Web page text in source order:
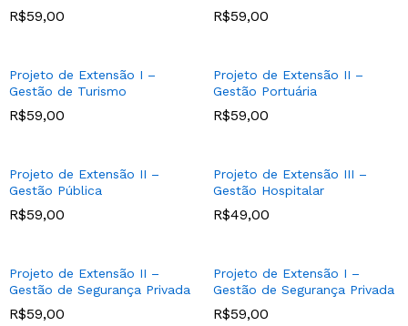
R$59,00 R$59,00
Projeto de Extensão I –
Gestão de Turismo
R$59,00
Projeto de Extensão II –
Gestão Portuária
R$59,00
Projeto de Extensão II –
Gestão Pública
R$59,00
Projeto de Extensão III –
Gestão Hospitalar
R$49,00
Projeto de Extensão II –
Gestão de Segurança Privada
R$59,00
Projeto de Extensão I –
Gestão de Segurança Privada
R$59,00